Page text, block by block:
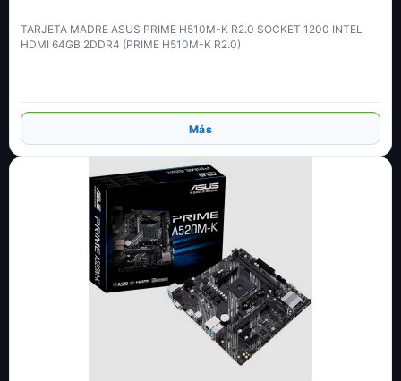
TARJETA MADRE ASUS PRIME H510M-K R2.0 SOCKET 1200 INTEL
HDMI 64GB 2DDR4 (PRIME H510M-K R2.0)
Añadir
Más